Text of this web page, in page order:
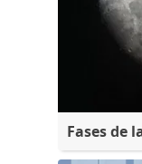
Fases de